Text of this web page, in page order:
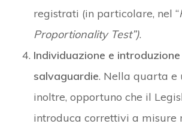
registrati (in particolare, nel “
Proportionality Test”).
Individuazione e
salvaguardie. Nella quarta e
inoltre, opportuno che il
introduca correttivi a misure